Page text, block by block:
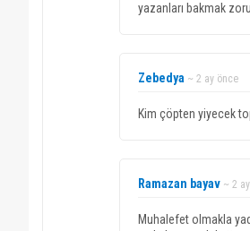
yazanları bakmak
Zebedya ~ 2 ay önce
Kim çöpten yiyecek
Ramazan bayav ~ 2
Muhalefet olmakla